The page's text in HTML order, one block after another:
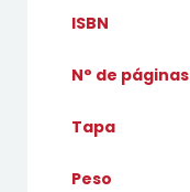
ISBN
N° de páginas
Tapa
Peso